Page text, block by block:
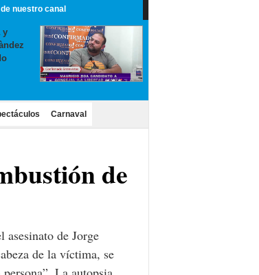
nuestro canal
y
Carnaval
de
de Jorge
de la víctima, se